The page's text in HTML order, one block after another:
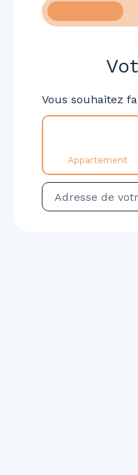
Vous souhaitez
Appartement
Adresse de